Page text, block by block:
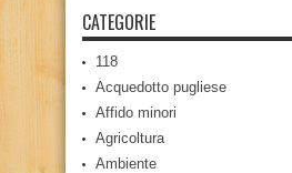
CATEGORIE
118
Acquedotto pugliese
Affido minori
Agricoltura
Ambiente